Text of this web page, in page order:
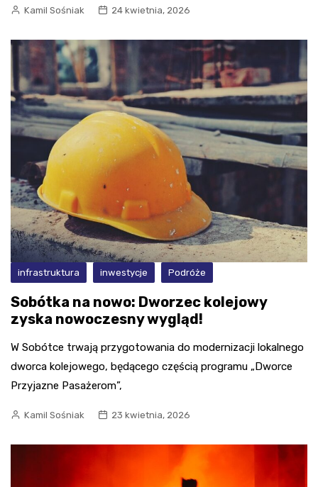
Kamil Sośniak 24 kwietnia, 2026
infrastruktura inwestycje Podróże
Sobótka na nowo: Dworzec kolejowy
zyska nowoczesny wygląd!
W Sobótce trwają przygotowania do modernizacji lokalnego
dworca kolejowego, będącego częścią programu „Dworce
Przyjazne Pasażerom”,
Kamil Sośniak 23 kwietnia, 2026